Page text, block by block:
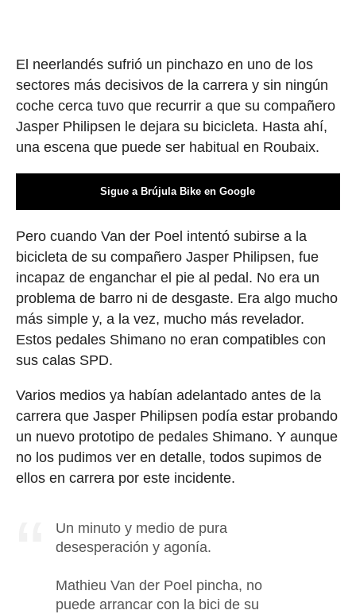
El neerlandés sufrió un pinchazo en uno de los
sectores más decisivos de la carrera y sin ningún
coche cerca tuvo que recurrir a que su compañero
Jasper Philipsen le dejara su bicicleta. Hasta ahí,
una escena que puede ser habitual en Roubaix.
Sigue a Brújula Bike en Google
Pero cuando Van der Poel intentó subirse a la
bicicleta de su compañero Jasper Philipsen, fue
incapaz de enganchar el pie al pedal. No era un
problema de barro ni de desgaste. Era algo mucho
más simple y, a la vez, mucho más revelador.
Estos pedales Shimano no eran compatibles con
sus calas SPD.
Varios medios ya habían adelantado antes de la
carrera que Jasper Philipsen podía estar probando
un nuevo prototipo de pedales Shimano. Y aunque
no los pudimos ver en detalle, todos supimos de
ellos en carrera por este incidente.
Un minuto y medio de pura
desesperación y agonía.
Mathieu Van der Poel pincha, no
puede arrancar con la bici de su